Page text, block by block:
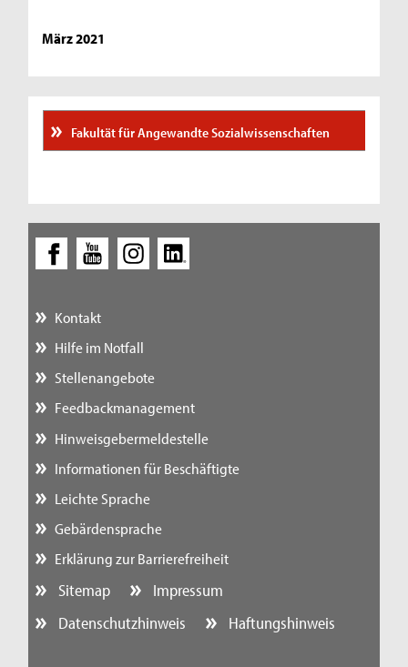
März 2021
Fakultät für Angewandte Sozialwissenschaften
Kontakt
Hilfe im Notfall
Stellenangebote
Feedbackmanagement
Hinweisgebermeldestelle
Informationen für Beschäftigte
Leichte Sprache
Gebärdensprache
Erklärung zur Barrierefreiheit
Sitemap
Impressum
Datenschutzhinweis
Haftungshinweis